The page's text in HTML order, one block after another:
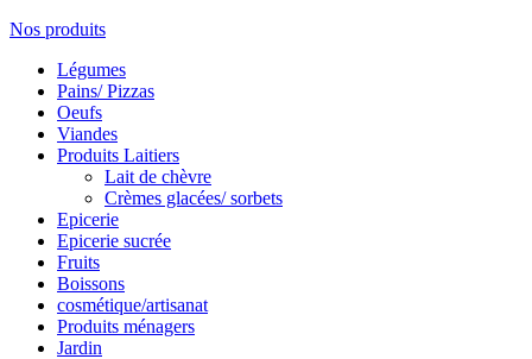
Nos produits
Légumes
Pains/ Pizzas
Oeufs
Viandes
Produits Laitiers
Lait de chèvre
Crèmes glacées/ sorbets
Epicerie
Epicerie sucrée
Fruits
Boissons
cosmétique/artisanat
Produits ménagers
Jardin